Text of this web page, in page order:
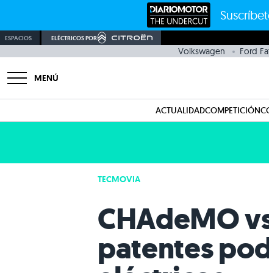
ESPACIOS ELÉCTRICOS POR
Volkswagen Ford
MENÚ
ACTUALIDADCOMPETICIÓN
TECMOVIA
CHAdeMO
patentes